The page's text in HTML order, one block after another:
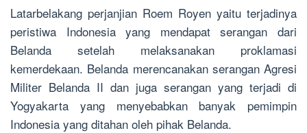
Latarbelakang perjanjian Roem Royen yaitu terjadinya
peristiwa Indonesia yang mendapat serangan dari
Belanda setelah melaksanakan proklamasi
kemerdekaan. Belanda merencanakan serangan Agresi
Militer Belanda II dan juga serangan yang terjadi di
Yogyakarta yang menyebabkan banyak pemimpin
Indonesia yang ditahan oleh pihak Belanda.